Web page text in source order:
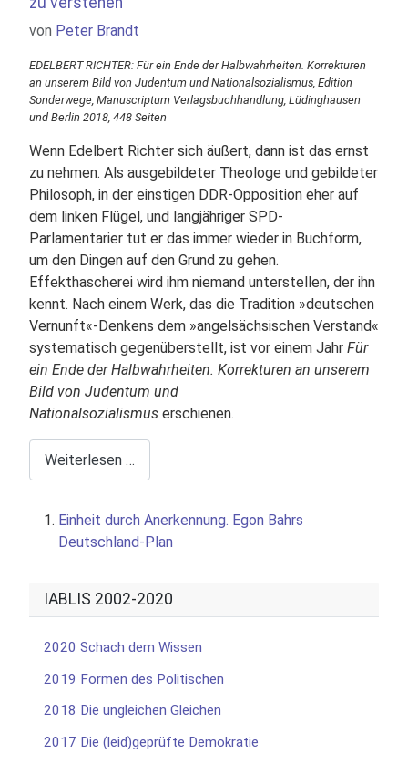
Details
von Peter Brandt
EDELBERT RICHTER: Für ein Ende der Halbwahrheiten. Korrekturen
an unserem Bild von Judentum und Nationalsozialismus, Edition
Sonderwege, Manuscriptum Verlagsbuchhandlung, Lüdinghausen
und Berlin 2018, 448 Seiten
Wenn Edelbert Richter sich äußert, dann ist das ernst
zu nehmen. Als ausgebildeter Theologe und gebildeter
Philosoph, in der einstigen DDR-Opposition eher auf
dem linken Flügel, und langjähriger SPD-
Parlamentarier tut er das immer wieder in Buchform,
um den Dingen auf den Grund zu gehen.
Effekthascherei wird ihm niemand unterstellen, der ihn
kennt. Nach einem Werk, das die Tradition »deutschen
Vernunft«-Denkens dem »angelsächsischen Verstand«
systematisch gegenüberstellt, ist vor einem Jahr Für
ein Ende der Halbwahrheiten. Korrekturen an unserem
Bild von Judentum und
Nationalsozialismus erschienen.
Weiterlesen …
Einheit durch Anerkennung. Egon Bahrs
Deutschland-Plan
IABLIS 2002-2020
2020 Schach dem Wissen
2019 Formen des Politischen
2018 Die ungleichen Gleichen
2017 Die (leid)geprüfte Demokratie